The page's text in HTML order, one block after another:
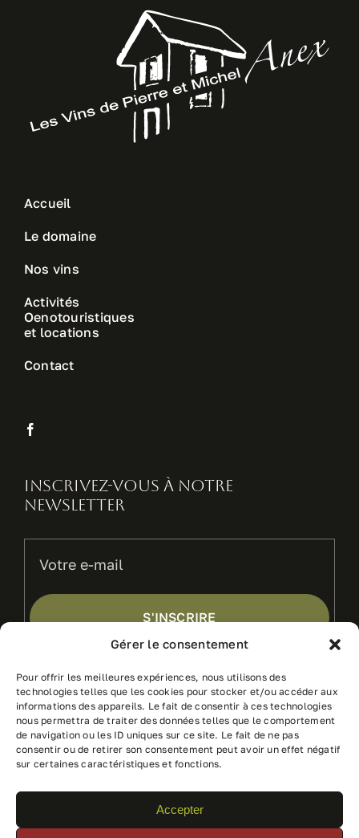
Gérer le consentement
Pour offrir les meilleures expériences, nous utilisons des
technologies telles que les cookies pour stocker et/ou accéder aux
informations des appareils. Le fait de consentir à ces technologies
nous permettra de traiter des données telles que le comportement
de navigation ou les ID uniques sur ce site. Le fait de ne pas
consentir ou de retirer son consentement peut avoir un effet négatif
sur certaines caractéristiques et fonctions.
Accepter
Accueil
Le domaine
Nos vins
Activités
Oenotouristiques
et locations
Contact
Inscrivez-vous à notre
newsletter
S'INSCRIRE
© 2025 • Tous droits réservés • Photographies par
Victor Wirthner • Site internet réalisé parNH Design
Conditions générales de ventes